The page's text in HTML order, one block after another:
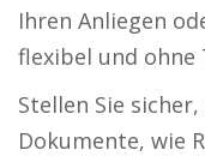
Ihren Anliegen
flexibel und ohne
Stellen Sie
Dokumente, wie